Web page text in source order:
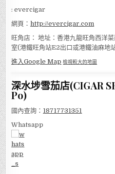
: evercigar
網頁：http://evercigar.com
旺角店： 地址：香港九龍旺角西洋
室(港鐵旺角站E2出口或港鐵油麻地
進入Google Map 檢視較大的地圖
深水埗雪茄店(CIGAR
Po)
國內查詢： 18717731351
Whatsapp